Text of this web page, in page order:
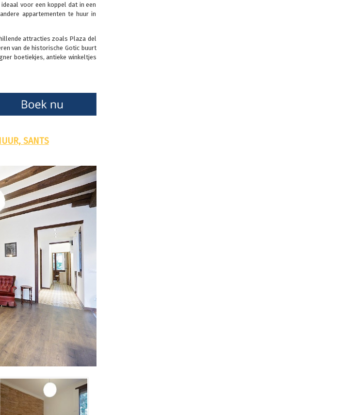
voor een koppel dat in een
appartementen te huur in
attracties zoals Plaza del
van de historische Gotic buurt
boetiekjes, antieke winkeltjes
SANTS